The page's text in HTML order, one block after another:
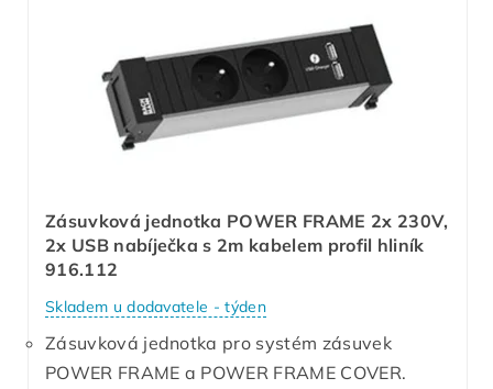
Zásuvková jednotka POWER FRAME 2x 230V,
2x USB nabíječka s 2m kabelem profil hliník
916.112
Skladem u dodavatele - týden
Zásuvková jednotka pro systém zásuvek
POWER FRAME a POWER FRAME COVER.